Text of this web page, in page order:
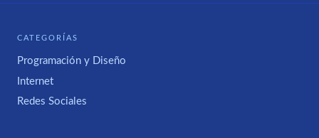
CATEGORÍAS
Programación y Diseño
Internet
Redes Sociales